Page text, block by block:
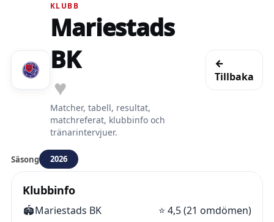
KLUBB
Mariestads
BK
♥
Matcher, tabell, resultat,
matchreferat, klubbinfo och
tränarintervjuer.
←
Tillbaka
Säsong 2026
Klubbinfo
🏟️Mariestads BK ⭐ 4,5 (21 omdömen)